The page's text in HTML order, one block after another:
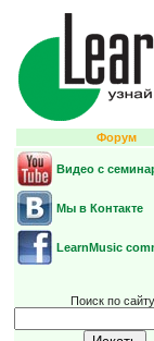
Форум
Видео с
Мы в Контакте
LearnMusic
Поиск по